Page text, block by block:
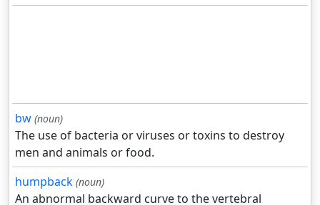
bw (noun)
The use of bacteria or viruses or toxins to destroy
men and animals or food.
humpback (noun)
An abnormal backward curve to the vertebral